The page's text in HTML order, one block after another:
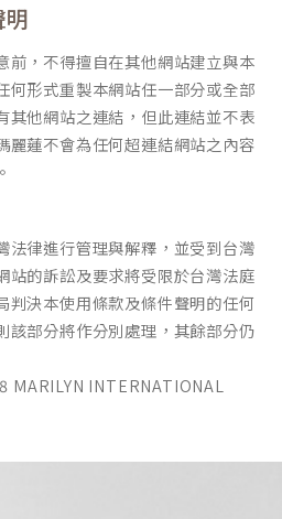
前，不得擅自在其他網站建立與本
何形式重製本網站任一部分或全部
其他網站之連結，但此連結並不表
麗蓮不會為任何超連結網站之內容
法律進行管理與解釋，並受到台灣
站的訴訟及要求將受限於台灣法庭
判決本使用條款及條件聲明的任何
該部分將作分別處理，其餘部分仍
INTERNATIONAL